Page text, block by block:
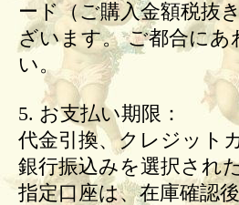
ード（ご購入金額税抜
ざいます。 ご都合に
い。
5. お支払い期限：
代金引換、クレジット
銀行振込みを選択され
指定口座は、在庫確認